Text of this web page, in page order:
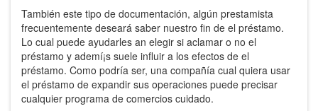
También este tipo de documentación, algún prestamista
frecuentemente deseará saber nuestro fin de el préstamo.
Lo cual puede ayudarles an elegir si aclamar o no el
préstamo y ademí¡s suele influir a los efectos de el
préstamo. Como podrí­a ser, una compañía cual quiera usar
el préstamo de expandir sus operaciones puede precisar
cualquier programa de comercios cuidado.